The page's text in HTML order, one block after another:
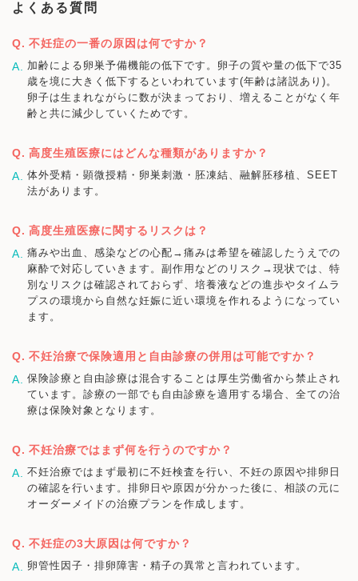
よくある質問
不妊症の一番の原因は何ですか？
加齢による卵巣予備機能の低下です。卵子の質や量の低下で35
歳を境に大きく低下するといわれています(年齢は諸説あり)。
卵子は生まれながらに数が決まっており、増えることがなく年
齢と共に減少していくためです。
高度生殖医療にはどんな種類がありますか？
体外受精・顕微授精・卵巣刺激・胚凍結、融解胚移植、SEET
法があります。
高度生殖医療に関するリスクは？
痛みや出血、感染などの心配→痛みは希望を確認したうえでの
麻酔で対応していきます。副作用などのリスク→現状では、特
別なリスクは確認されておらず、培養液などの進歩やタイムラ
プスの環境から自然な妊娠に近い環境を作れるようになってい
ます。
不妊治療で保険適用と自由診療の併用は可能ですか？
保険診療と自由診療は混合することは厚生労働省から禁止され
ています。診療の一部でも自由診療を適用する場合、全ての治
療は保険対象となります。
不妊治療ではまず何を行うのですか？
不妊治療ではまず最初に不妊検査を行い、不妊の原因や排卵日
の確認を行います。排卵日や原因が分かった後に、相談の元に
オーダーメイドの治療プランを作成します。
不妊症の3大原因は何ですか？
卵管性因子・排卵障害・精子の異常と言われています。